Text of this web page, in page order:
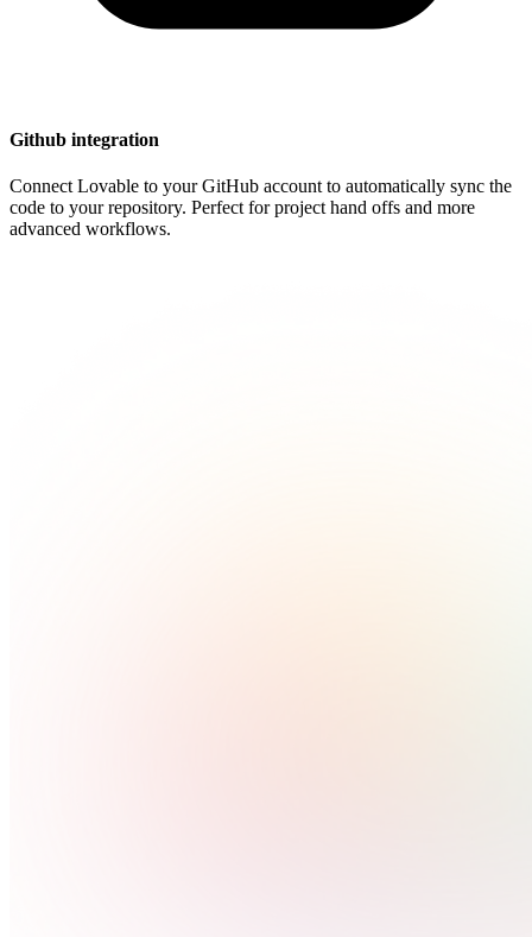
Github integration
Connect Lovable to your GitHub account to automatically sync the
code to your repository. Perfect for project hand offs and more
advanced workflows.